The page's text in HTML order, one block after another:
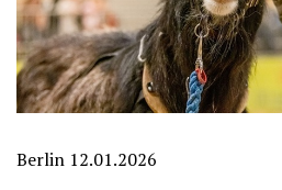
Berlin 12.01.2026